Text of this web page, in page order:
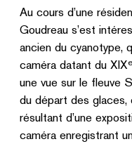
Au cours d’une
Goudreau s’est
ancien du cyanotype,
caméra datant du XIXe
une vue sur le fleuve
du départ des glaces,
résultant d’une
caméra enregistrant